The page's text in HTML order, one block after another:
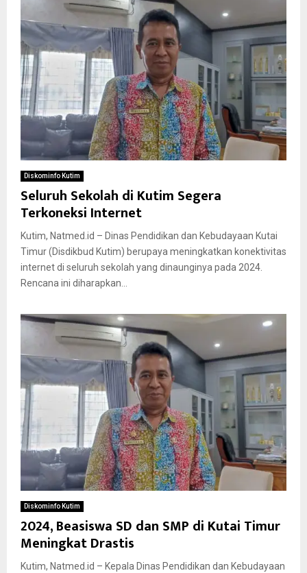
Diskominfo Kutim
Seluruh Sekolah di Kutim Segera
Terkoneksi Internet
Kutim, Natmed.id – Dinas Pendidikan dan Kebudayaan Kutai
Timur (Disdikbud Kutim) berupaya meningkatkan konektivitas
internet di seluruh sekolah yang dinaunginya pada 2024.
Rencana ini diharapkan...
Diskominfo Kutim
2024, Beasiswa SD dan SMP di Kutai Timur
Meningkat Drastis
Kutim, Natmed.id – Kepala Dinas Pendidikan dan Kebudayaan